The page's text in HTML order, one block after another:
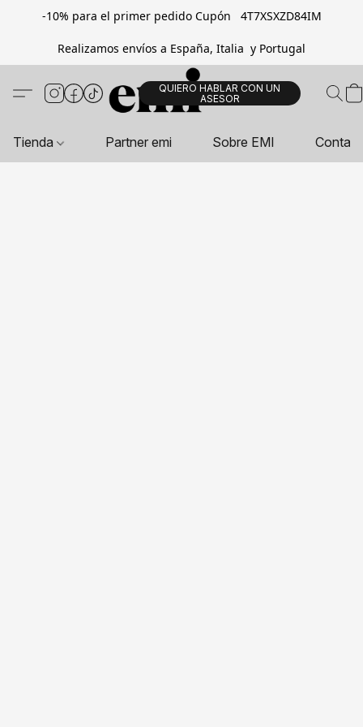
-10% para el primer pedido Cupón 4T7XSXZD84IM
Realizamos envíos a España, Italia y Portugal
QUIERO HABLAR CON UN
ASESOR
Tienda Partner emi Sobre EMI